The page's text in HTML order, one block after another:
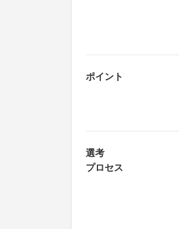
ポイント
選考
プロセス